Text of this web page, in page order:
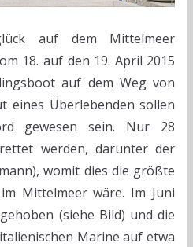
auf dem Mittelmeer
18. auf den 19. April 2015
auf dem Weg von
eines Überlebenden sollen
gewesen sein. Nur 28
werden, darunter der
womit dies die größte
Mittelmeer wäre. Im Juni
(siehe Bild) und die
Marine auf etwa